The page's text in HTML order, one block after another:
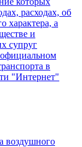
расходах, об
характера, а
и
супруг
в
"Интернет"
воздушного